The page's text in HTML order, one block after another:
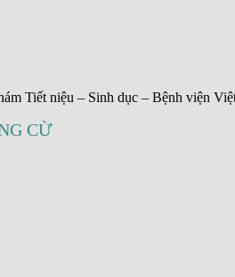
Tiết niệu – Sinh dục – Bệnh viện
CỪ